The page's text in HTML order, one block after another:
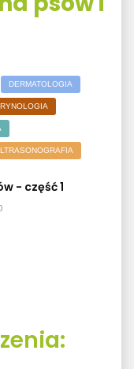
DERMATOLOGIA
- część 1